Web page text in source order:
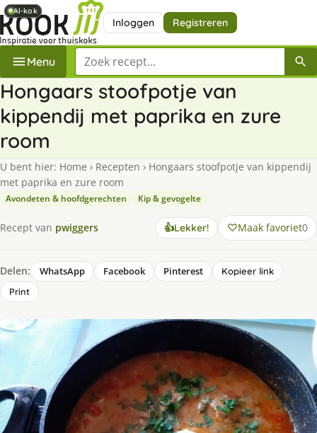
Inloggen Registreren
Menu Zoek een recept
Hongaars stoofpotje van
kippendij met paprika en zure
room
U bent hier: Home › Recepten › Hongaars stoofpotje van kippendij
met paprika en zure room
Avondeten & hoofdgerechten Kip & gevogelte
Recept van pwiggers 👍Lekker! Maak favoriet0
Delen: WhatsApp Facebook Pinterest
Kopieer link
Print
AI-kok
AI-kok
AI-kok
AI-kok